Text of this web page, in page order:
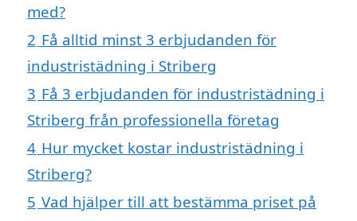
med?
2 Få alltid minst 3 erbjudanden för
industristädning i Striberg
3 Få 3 erbjudanden för industristädning i
Striberg från professionella företag
4 Hur mycket kostar industristädning i
Striberg?
5 Vad hjälper till att bestämma priset på